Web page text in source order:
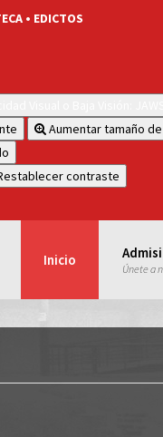
• EDICTOS
Aumentar tamaño
contraste
Inicio Únete a